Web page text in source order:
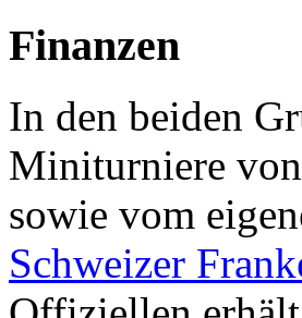
Finanzen
In den beiden
Miniturniere von
sowie vom
Schweizer